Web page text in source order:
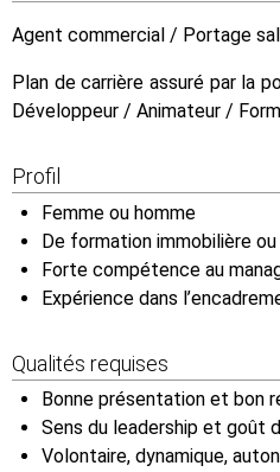
Agent commercial / Portage
Plan de carrière assuré par la
Développeur / Animateur /
Profil
Femme ou homme
De formation immobilière
Forte compétence au
Expérience dans
Qualités requises
Bonne présentation et bon
Sens du leadership et goût
Volontaire, dynamique,